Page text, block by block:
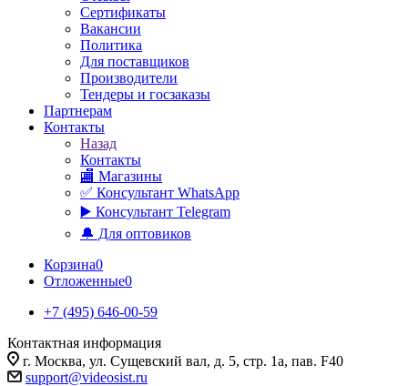
Сертификаты
Вакансии
Политика
Для поставщиков
Производители
Тендеры и госзаказы
Партнерам
Контакты
Назад
Контакты
🏬 Магазины
✅️ Консультант WhatsApp
▶️ Консультант Telegram
🔔 Для оптовиков
Корзина0
Отложенные0
+7 (495) 646-00-59
Контактная информация
г. Москва, ул. Сущевский вал, д. 5, стр. 1а, пав. F40
support@videosist.ru